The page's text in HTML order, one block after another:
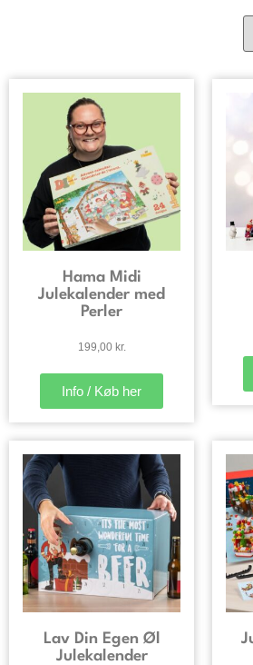
Hama Midi
Julekalender med
Perler
199,00 kr.
Info / Køb her
Lav Din Egen Øl
Julekalender